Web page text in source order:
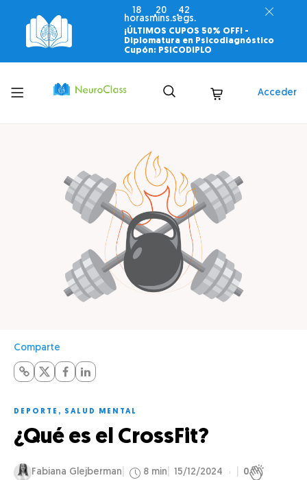
18
horas
20
mins.
41
segs.
¡ÚLTIMOS CUPOS 50% OFF! -
Diplomatura en Psicodiagnóstico
Cupón: PSICODIPLO
Toggle
menu
Acceder
Comparte
DEPORTE , SALUD MENTAL
¿Qué es el CrossFit?
Fabiana Glejberman 8 min 15/12/2024 0